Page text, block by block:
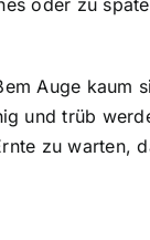
oder zu
Auge kaum
und trüb
zu warten,